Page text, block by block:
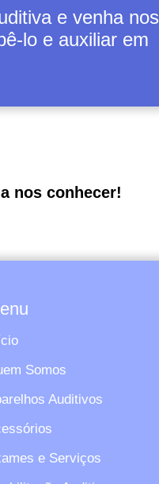
e venha nos
lo e auxiliar em
nos conhecer!
Somos
Auditivos
e Serviços